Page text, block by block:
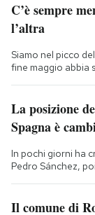
C’è sempre
l’altra
Siamo nel picco
fine maggio abbia
La posizione
Spagna è
In pochi giorni ha
Pedro Sánchez,
Il comune di